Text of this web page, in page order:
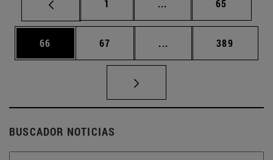
Página
1 ... Páginas intermedias
Página
65
Página
66 Página
67 ... Páginas intermedias
Página
389
BUSCADOR NOTICIAS